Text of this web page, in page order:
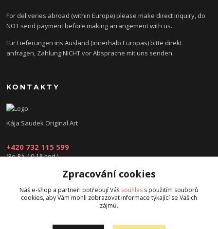
For deliveries abroad (within Europe) please make direct inquiry, do
NOT send payment before making arrangement with us.
Für Lieferungen ins Ausland (innerhalb Europas) bitte direkt
anfragen, Zahlung NICHT vor Absprache mit uns senden.
KONTAKTY
Kája Saudek Original Art
+420 732 115 599
(Po-Pá, 10-18 hod.)
obchod@kajasaudek.cz
Zpracování cookies
Náš e-shop a partneři potřebují Váš souhlas s použitím souborů
cookies, aby Vám mohli zobrazovat informace týkající se Vašich
zájmů.